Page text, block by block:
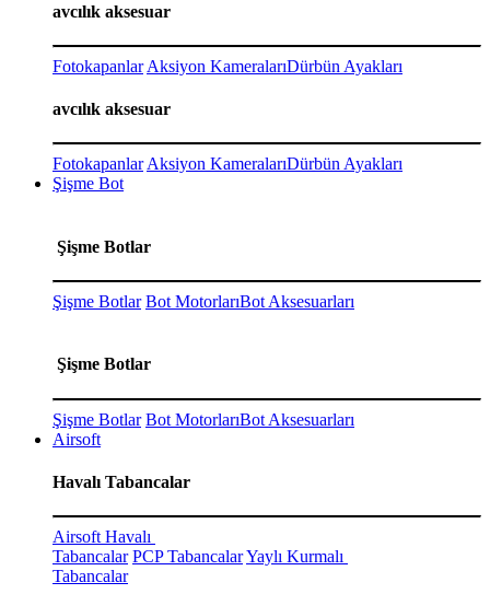
avcılık aksesuar
Fotokapanlar Aksiyon KameralarıDürbün Ayakları
avcılık aksesuar
FotokapanlarAksiyon KameralarıDürbün Ayakları
Şişme Bot
Şişme Botlar
Şişme Botlar Bot MotorlarıBot Aksesuarları
Şişme Botlar
Şişme Botlar Bot MotorlarıBot Aksesuarları
Airsoft
Havalı Tabancalar
Airsoft Havalı
Tabancalar PCP TabancalarYaylı Kurmalı
Tabancalar